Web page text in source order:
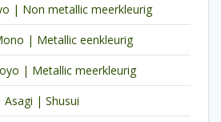
| Non metallic meerkleurig
| Metallic eenkleurig
| Metallic meerkleurig
Asagi | Shusui